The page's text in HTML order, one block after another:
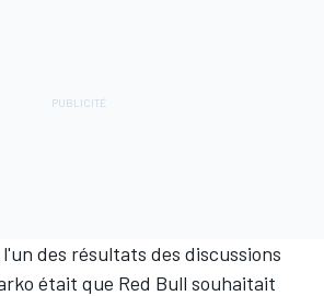
des résultats des discussions
était que Red Bull souhaitait